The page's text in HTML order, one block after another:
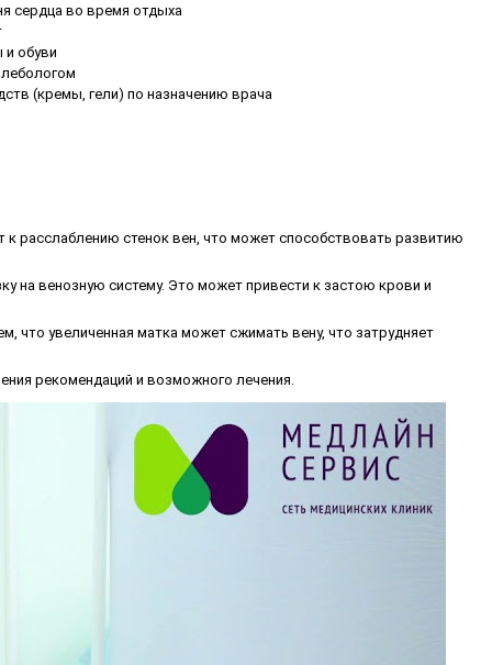
сердца во время отдыха
и обуви
(кремы, гели) по назначению врача
к расслаблению стенок вен, что может способствовать развитию
на венозную систему. Это может привести к застою крови и
что увеличенная матка может сжимать вену, что затрудняет
рекомендаций и возможного лечения.